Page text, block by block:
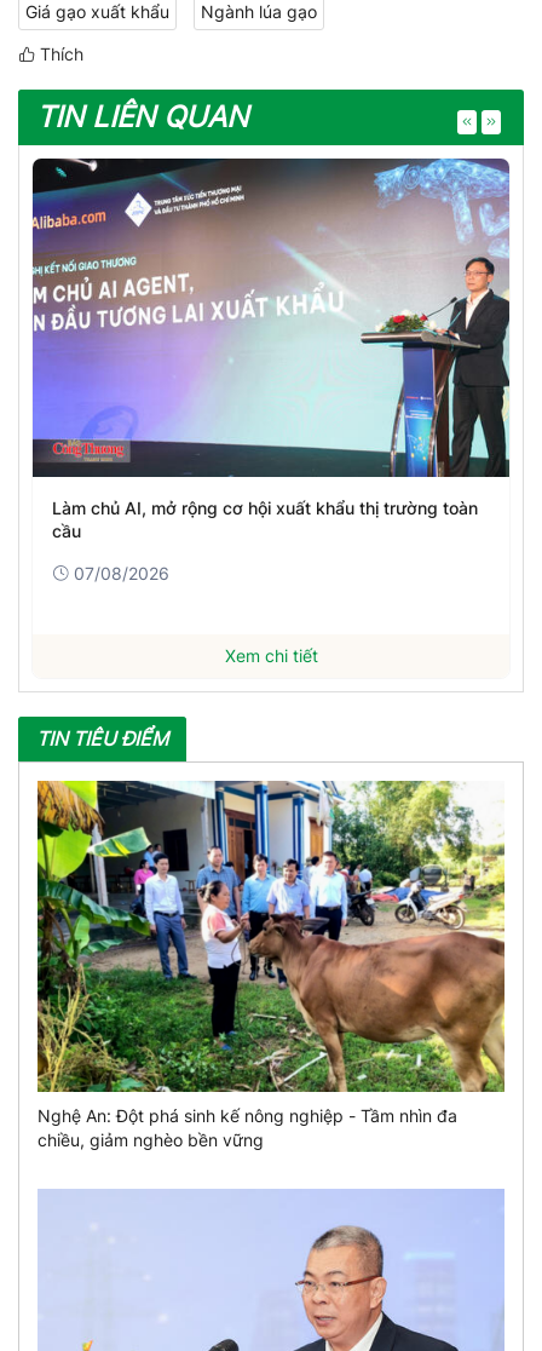
Giá gạo xuất khẩu Ngành lúa gạo
Thích
TIN LIÊN QUAN
Làm chủ AI, mở rộng cơ hội xuất khẩu thị trường toàn
cầu
07/08/2026
Xem chi tiết
TIN TIÊU ĐIỂM
Nghệ An: Đột phá sinh kế nông nghiệp - Tầm nhìn đa
chiều, giảm nghèo bền vững